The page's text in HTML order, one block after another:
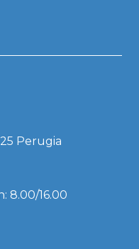
Perugia
8.00/16.00